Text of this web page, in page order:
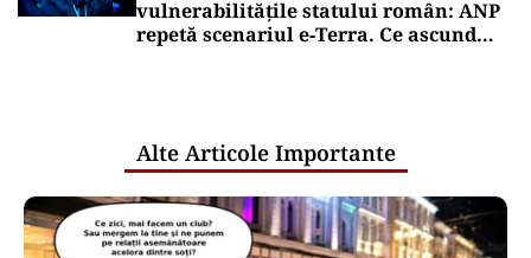
vulnerabilitățile statului român: ANP
repetă scenariul e‑Terra. Ce ascund
Alte Articole Importante